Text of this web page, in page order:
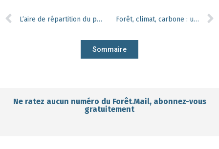
L’aire de répartition du pin des Alpes influencée par les précédents changements climatiques, qu’en déduire pour le futur ? Forêt, climat, carbone : une équation à plusieurs variables
Sommaire
Ne ratez aucun numéro du Forêt.Mail, abonnez-vous
gratuitement